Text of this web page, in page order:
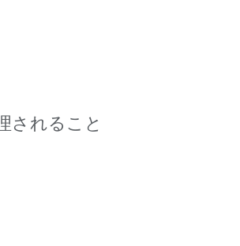
されること